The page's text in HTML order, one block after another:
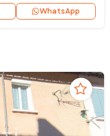
WhatsApp